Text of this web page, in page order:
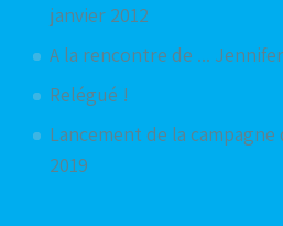
janvier 2012
A la rencontre de ... Jennifer
Relégué !
Lancement de la
2019